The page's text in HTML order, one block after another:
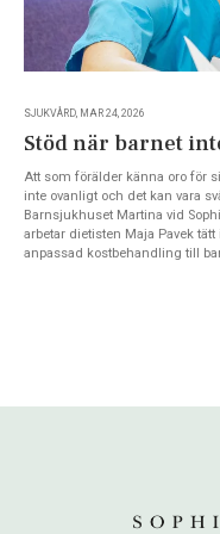
SJUKVÅRD, MAR 24, 2026
Stöd när barnet
Att som förälder känna oro för
inte ovanligt och det kan vara
Barnsjukhuset Martina vid
arbetar dietisten Maja Pavek
anpassad kostbehandling till